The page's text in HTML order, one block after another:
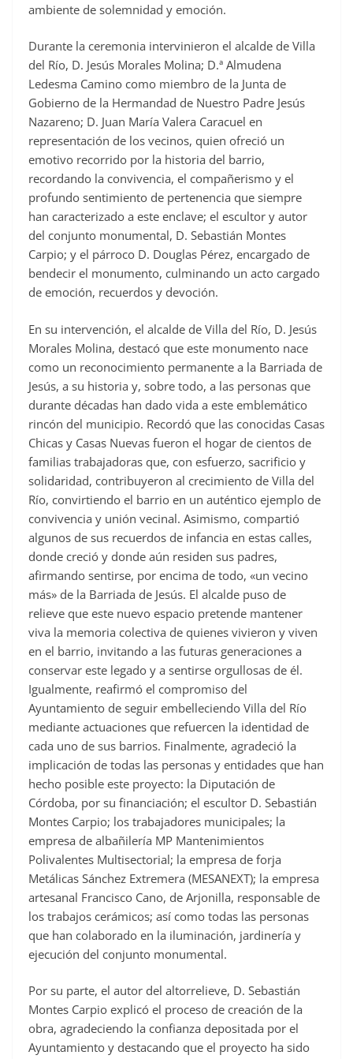
ambiente de solemnidad y emoción.
Durante la ceremonia intervinieron el alcalde de Villa
del Río, D. Jesús Morales Molina; D.ª Almudena
Ledesma Camino como miembro de la Junta de
Gobierno de la Hermandad de Nuestro Padre Jesús
Nazareno; D. Juan María Valera Caracuel en
representación de los vecinos, quien ofreció un
emotivo recorrido por la historia del barrio,
recordando la convivencia, el compañerismo y el
profundo sentimiento de pertenencia que siempre
han caracterizado a este enclave; el escultor y autor
del conjunto monumental, D. Sebastián Montes
Carpio; y el párroco D. Douglas Pérez, encargado de
bendecir el monumento, culminando un acto cargado
de emoción, recuerdos y devoción.
En su intervención, el alcalde de Villa del Río, D. Jesús
Morales Molina, destacó que este monumento nace
como un reconocimiento permanente a la Barriada de
Jesús, a su historia y, sobre todo, a las personas que
durante décadas han dado vida a este emblemático
rincón del municipio. Recordó que las conocidas Casas
Chicas y Casas Nuevas fueron el hogar de cientos de
familias trabajadoras que, con esfuerzo, sacrificio y
solidaridad, contribuyeron al crecimiento de Villa del
Río, convirtiendo el barrio en un auténtico ejemplo de
convivencia y unión vecinal. Asimismo, compartió
algunos de sus recuerdos de infancia en estas calles,
donde creció y donde aún residen sus padres,
afirmando sentirse, por encima de todo, «un vecino
más» de la Barriada de Jesús. El alcalde puso de
relieve que este nuevo espacio pretende mantener
viva la memoria colectiva de quienes vivieron y viven
en el barrio, invitando a las futuras generaciones a
conservar este legado y a sentirse orgullosas de él.
Igualmente, reafirmó el compromiso del
Ayuntamiento de seguir embelleciendo Villa del Río
mediante actuaciones que refuercen la identidad de
cada uno de sus barrios. Finalmente, agradeció la
implicación de todas las personas y entidades que han
hecho posible este proyecto: la Diputación de
Córdoba, por su financiación; el escultor D. Sebastián
Montes Carpio; los trabajadores municipales; la
empresa de albañilería MP Mantenimientos
Polivalentes Multisectorial; la empresa de forja
Metálicas Sánchez Extremera (MESANEXT); la empresa
artesanal Francisco Cano, de Arjonilla, responsable de
los trabajos cerámicos; así como todas las personas
que han colaborado en la iluminación, jardinería y
ejecución del conjunto monumental.
Por su parte, el autor del altorrelieve, D. Sebastián
Montes Carpio explicó el proceso de creación de la
obra, agradeciendo la confianza depositada por el
Ayuntamiento y destacando que el proyecto ha sido